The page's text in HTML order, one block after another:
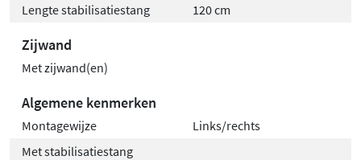
Lengte stabilisatiestang
120 cm
Zijwand
Met zijwand(en)
Algemene kenmerken
Montagewijze
Links/rechts
Met stabilisatiestang